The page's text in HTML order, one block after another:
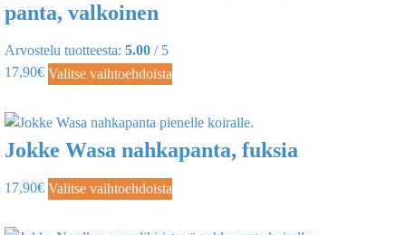
panta, valkoinen
Arvostelu tuotteesta: 5.00 / 5
17,90€ Valitse vaihtoehdoista
Jokke Wasa nahkapanta, fuksia
17,90€ Valitse vaihtoehdoista